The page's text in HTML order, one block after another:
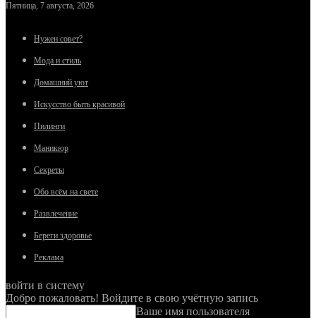
Пятница, 7 августа, 2026
Нужен совет?
Мода и стиль
Домашний уют
Искусство быть красивой
Пилинги
Маникюр
Секреты
Обо всём на свете
Развлечение
Береги здоровье
Реклама
войти в систему
Добро пожаловать! Войдите в свою учётную запись
Ваше имя пользователя